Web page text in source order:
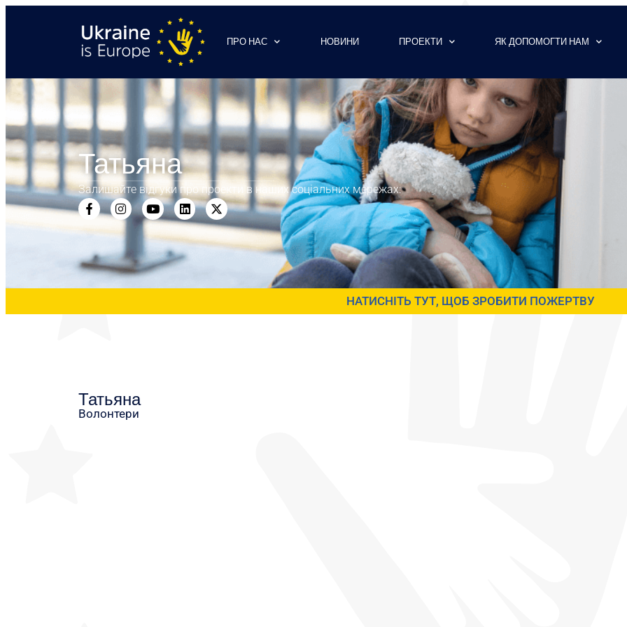
ПРО НАС НОВИНИ ПРОЕКТИ ЯК ДОПОМОГТИ НАМ
Татьяна
Залишайте відгуки про проекти в наших соціальних мережах:
НАТИСНІТЬ ТУТ, ЩОБ ЗРОБИТИ ПОЖЕРТВУ
Татьяна
Волонтери